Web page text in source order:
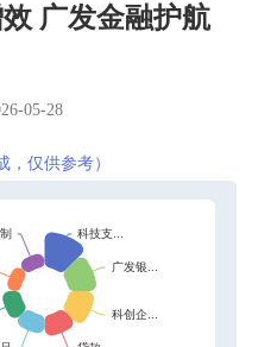
广发金融护航
05-28
，仅供参考）